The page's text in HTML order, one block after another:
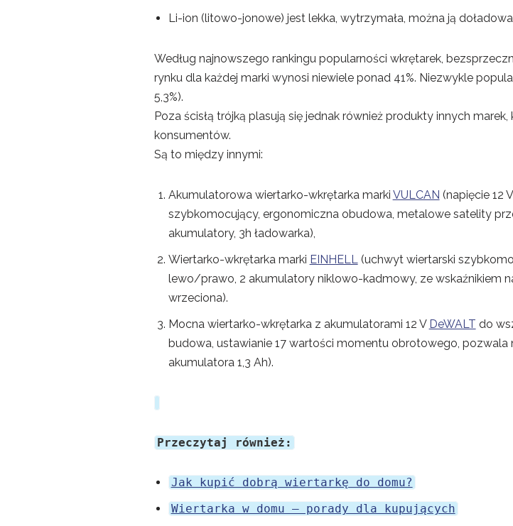
Li-ion (litowo-jonowe) jest lekka, wytrzymała, można ją
Według najnowszego rankingu popularności wkrętarek,
rynku dla każdej marki wynosi niewiele ponad 41%. Niezwykle
5,3%).
Poza ścisłą trójką plasują się jednak również produkty innych
konsumentów.
Są to między innymi:
Akumulatorowa wiertarko-wkrętarka marki VULCAN (napięcie 12
szybkomocujący, ergonomiczna obudowa, metalowe satelity
akumulatory, 3h ładowarka),
Wiertarko-wkrętarka marki EINHELL(uchwyt wiertarski
lewo/prawo, 2 akumulatory niklowo-kadmowy, ze wskaźnikiem
wrzeciona).
Mocna wiertarko-wkrętarka z akumulatorami 12 V DeWALT do
budowa, ustawianie 17 wartości momentu obrotowego,
akumulatora 1,3 Ah).
Przeczytaj również:
Jak kupić dobrą wiertarkę do domu?
Wiertarka w domu – porady dla kupujących